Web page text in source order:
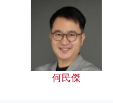
何民傑